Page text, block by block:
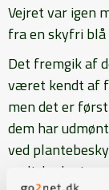
Vejret var igen
fra en skyfri
Det fremgik af
været kendt af
men det er
dem har
ved
muligheder i